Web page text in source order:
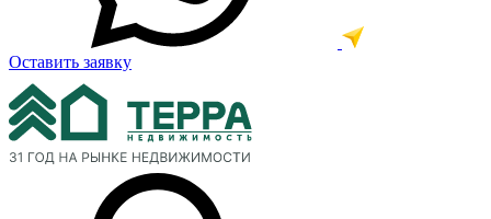
Оставить заявку